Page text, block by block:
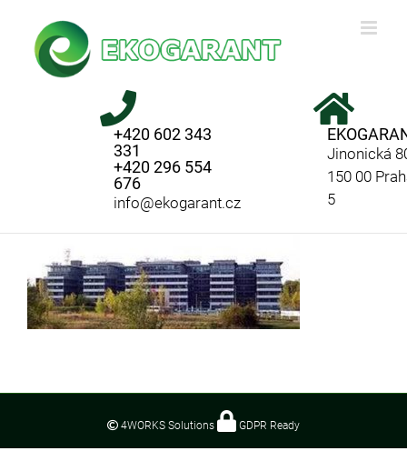
content
+420 602 343
331
+420 296 554
676
info@ekogarant.cz
Jinonická
150 00
5
4WORKS Solutions GDPR Ready